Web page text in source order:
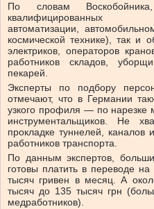
По словам
автоматизации,
космической технике), так и
электриков, операторов
работников складов,
пекарей.
Эксперты по подбору
отмечают, что в Германии
узкого профиля — по нарезке
инструментальщиков. Не
прокладке туннелей, каналов
работников транспорта.
По данным экспертов,
готовы платить в переводе
тысяч гривен в месяц. А
тысяч до 135 тысяч грн
медработников).